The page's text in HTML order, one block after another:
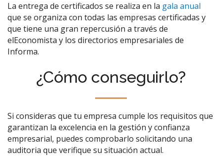
La entrega de certificados se realiza en la gala anual
que se organiza con todas las empresas certificadas y
que tiene una gran repercusión a través de
elEconomista y los directorios empresariales de
Informa.
¿Cómo conseguirlo?
Si consideras que tu empresa cumple los requisitos que
garantizan la excelencia en la gestión y confianza
empresarial, puedes comprobarlo solicitando una
auditoria que verifique su situación actual.